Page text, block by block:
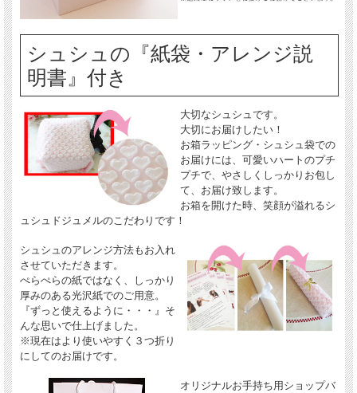
シュシュの『紙袋・アレンジ説
明書』付き
大切なシュシュです。
大切にお届けしたい！
お箱ラッピング・シュシュ袋での
お届けには、可愛いハートのプチ
プチで、やさしくしっかりお包し
て、お届け致します。
お箱を開けた時、笑顔が溢れるシ
ュシュドジュメルのこだわりです！
シュシュのアレンジ方法もお入れ
させていただきます。
ぺらぺらの紙ではなく、しっかり
厚みのある光沢紙でのご用意。
『ずっと使えるように・・・』そ
んな思いで仕上げました。
※現在はより使いやすく３つ折り
にしてのお届けです。
オリジナルお手持ち用ショップバ